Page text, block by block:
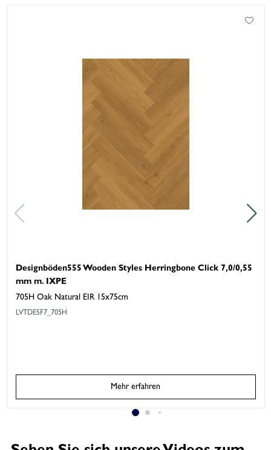
Designböden555 Wooden Styles Herringbone Click 7,0/0,55
mm m. IXPE
705H Oak Natural EIR 15x75cm
LVTDESF7_705H
Mehr erfahren